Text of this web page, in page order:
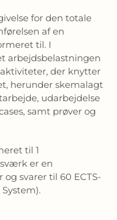
for den totale
af en
til. I
arbejdsbelastningen
der knytter
herunder skemalagt
udarbejdelse
samt prøver og
til 1
er en
svarer til 60 ECTS-